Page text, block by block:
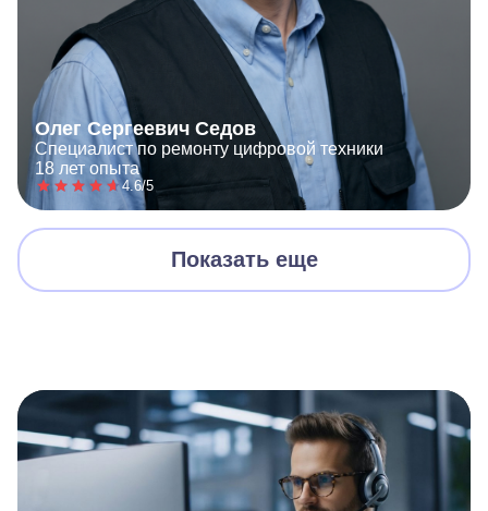
Олег Сергеевич Седов
Специалист по ремонту цифровой техники
18 лет опыта
4.6/5
Показать еще